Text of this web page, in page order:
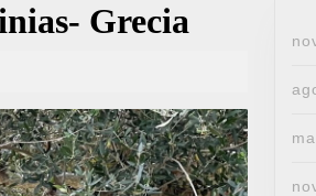
Grecia